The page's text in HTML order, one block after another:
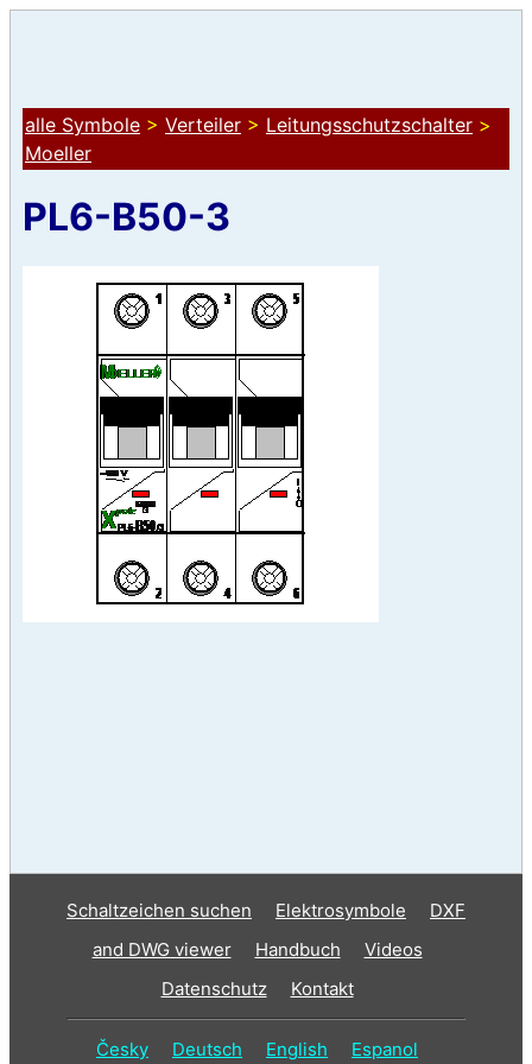
alle Symbole > Verteiler > Leitungsschutzschalter >
Moeller
PL6-B50-3
Schaltzeichen suchen Elektrosymbole
DXF
and DWG viewer
Handbuch
Videos
Datenschutz
Kontakt
Česky Deutsch English Espanol